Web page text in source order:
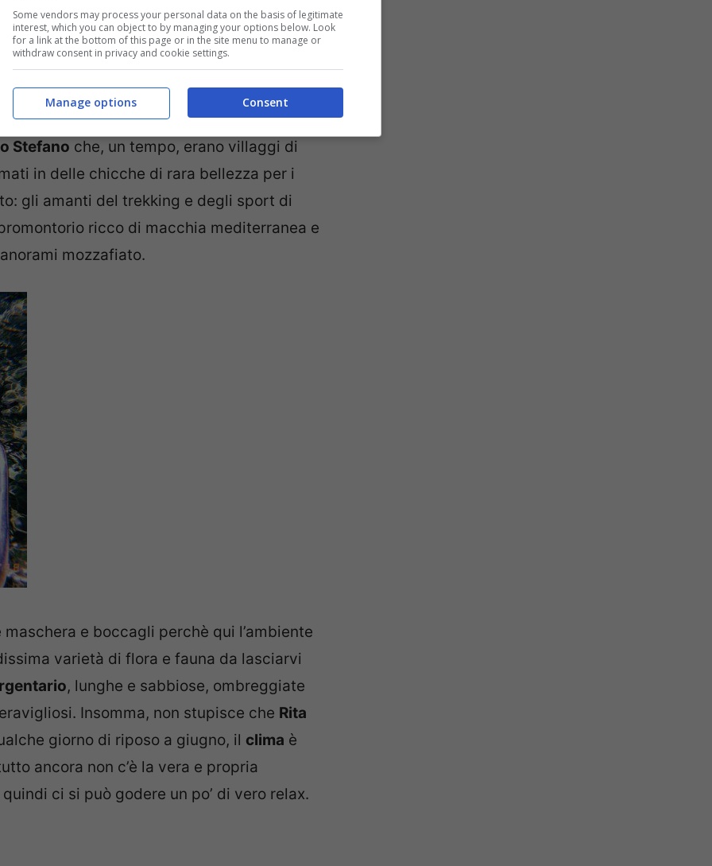
e cosa fare in vacanza
dell’Argentarioè una meta da
qui potrete visitare due centri molto
Stefano che, un tempo, erano villaggi di
in delle chicche di rara bellezza per i
gli amanti del trekking e degli sport di
ricco di macchia mediterranea e
mozzafiato.
e boccagli perchè qui l’ambiente
varietà di flora e fauna da lasciarvi
, lunghe e sabbiose, ombreggiate
Insomma, non stupisce che Rita
giorno di riposo a giugno, il clima è
ancora non c’è la vera e propria
ci si può godere un po’ di vero relax.
Some vendors may process your personal data on the basis of legitimate
interest, which you can object to by managing your options below. Look
for a link at the bottom of this page or in the site menu to manage or
withdraw consent in privacy and cookie settings.
Consent
Manage options